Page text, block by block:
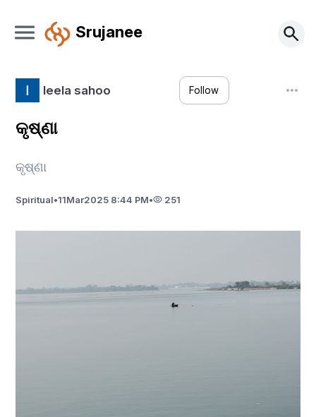
Srujanee
leela sahoo Follow
କୃଷ୍ଣା
କୃଷ୍ଣା
Spiritual•11Mar2025 8:44 PM• 251